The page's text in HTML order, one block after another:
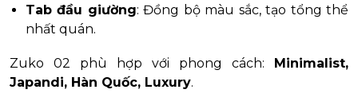
Tab đầu giường: Đồng bộ màu sắc, tạo tổng thể
nhất quán.
Zuko 02 phù hợp với phong cách:
Minimalist,
Japandi, Hàn Quốc, Luxury.